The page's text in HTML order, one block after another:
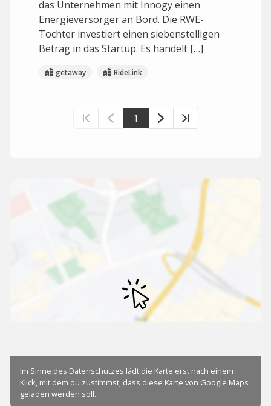
das Unternehmen mit Innogy einen
Energieversorger an Bord. Die RWE-
Tochter investiert einen siebenstelligen
Betrag in das Startup. Es handelt […]
getaway RideLink
1